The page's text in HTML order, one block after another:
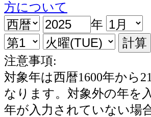
方について
年
注意事項:
対象年は西暦1600年から
なります。対象外の年を
年が入力されていない場